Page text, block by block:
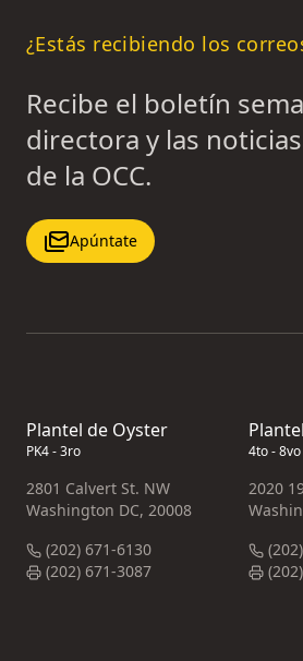
¿Estás recibiendo los
Recibe el boletín
directora y las
de la OCC.
Apúntate
Plantel de Oyster
PK4 - 3ro
2801 Calvert St. NW
Washington DC, 20008
(202) 671-6130
(202) 671-3087
4to - 8vo
2020